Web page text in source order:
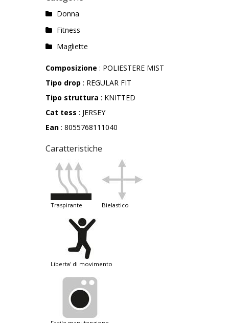
Donna
Fitness
Magliette
Composizione : POLIESTERE MIST
Tipo drop : REGULAR FIT
Tipo struttura : KNITTED
Cat tess : JERSEY
Ean : 8055768111040
Caratteristiche
traspirante bielastico
liberta' di movimento